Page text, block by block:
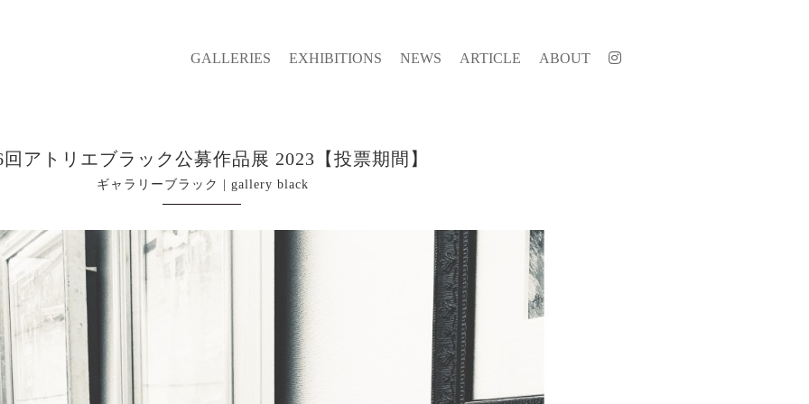
GALLERIES EXHIBITIONS NEWS ARTICLE ABOUT
回アトリエブラック公募作品展 2023【投票期間】
ギャラリーブラック | gallery black